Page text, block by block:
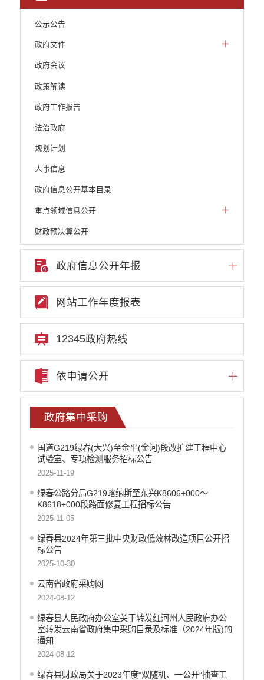
公示公告
政府文件
政府会议
政策解读
政府工作报告
法治政府
规划计划
人事信息
政府信息公开基本目录
重点领域信息公开
财政预决算公开
人大建议和政协提案
机构职能
权责清单
行政处罚和行政强制
行政事业性收费
政府集中采购
重大决策听证事项
重大决策预公开
财政资金直达基层
稳岗就业
乡村振兴
社会救助
养老服务
生态环境
产品质量
公共文化服务
政府信息公开年报
网站工作年度报表
12345政府热线
依申请公开
政府集中采购
国道G219绿春(大兴)至金平(金河)段改扩建工程中心
试验室、专项检测服务招标公告
2025-11-19
绿春公路分局G219喀纳斯至东兴K8606+000～
K8618+000段路面修复工程招标公告
2025-11-05
绿春县2024年第三批中央财政低效林改造项目公开招
标公告
2025-10-30
云南省政府采购网
2024-08-12
绿春县人民政府办公室关于转发红河州人民政府办公
室转发云南省政府集中采购目录及标准（2024年版)的
通知
2024-08-12
绿春县财政局关于2023年度“双随机、一公开”抽查工